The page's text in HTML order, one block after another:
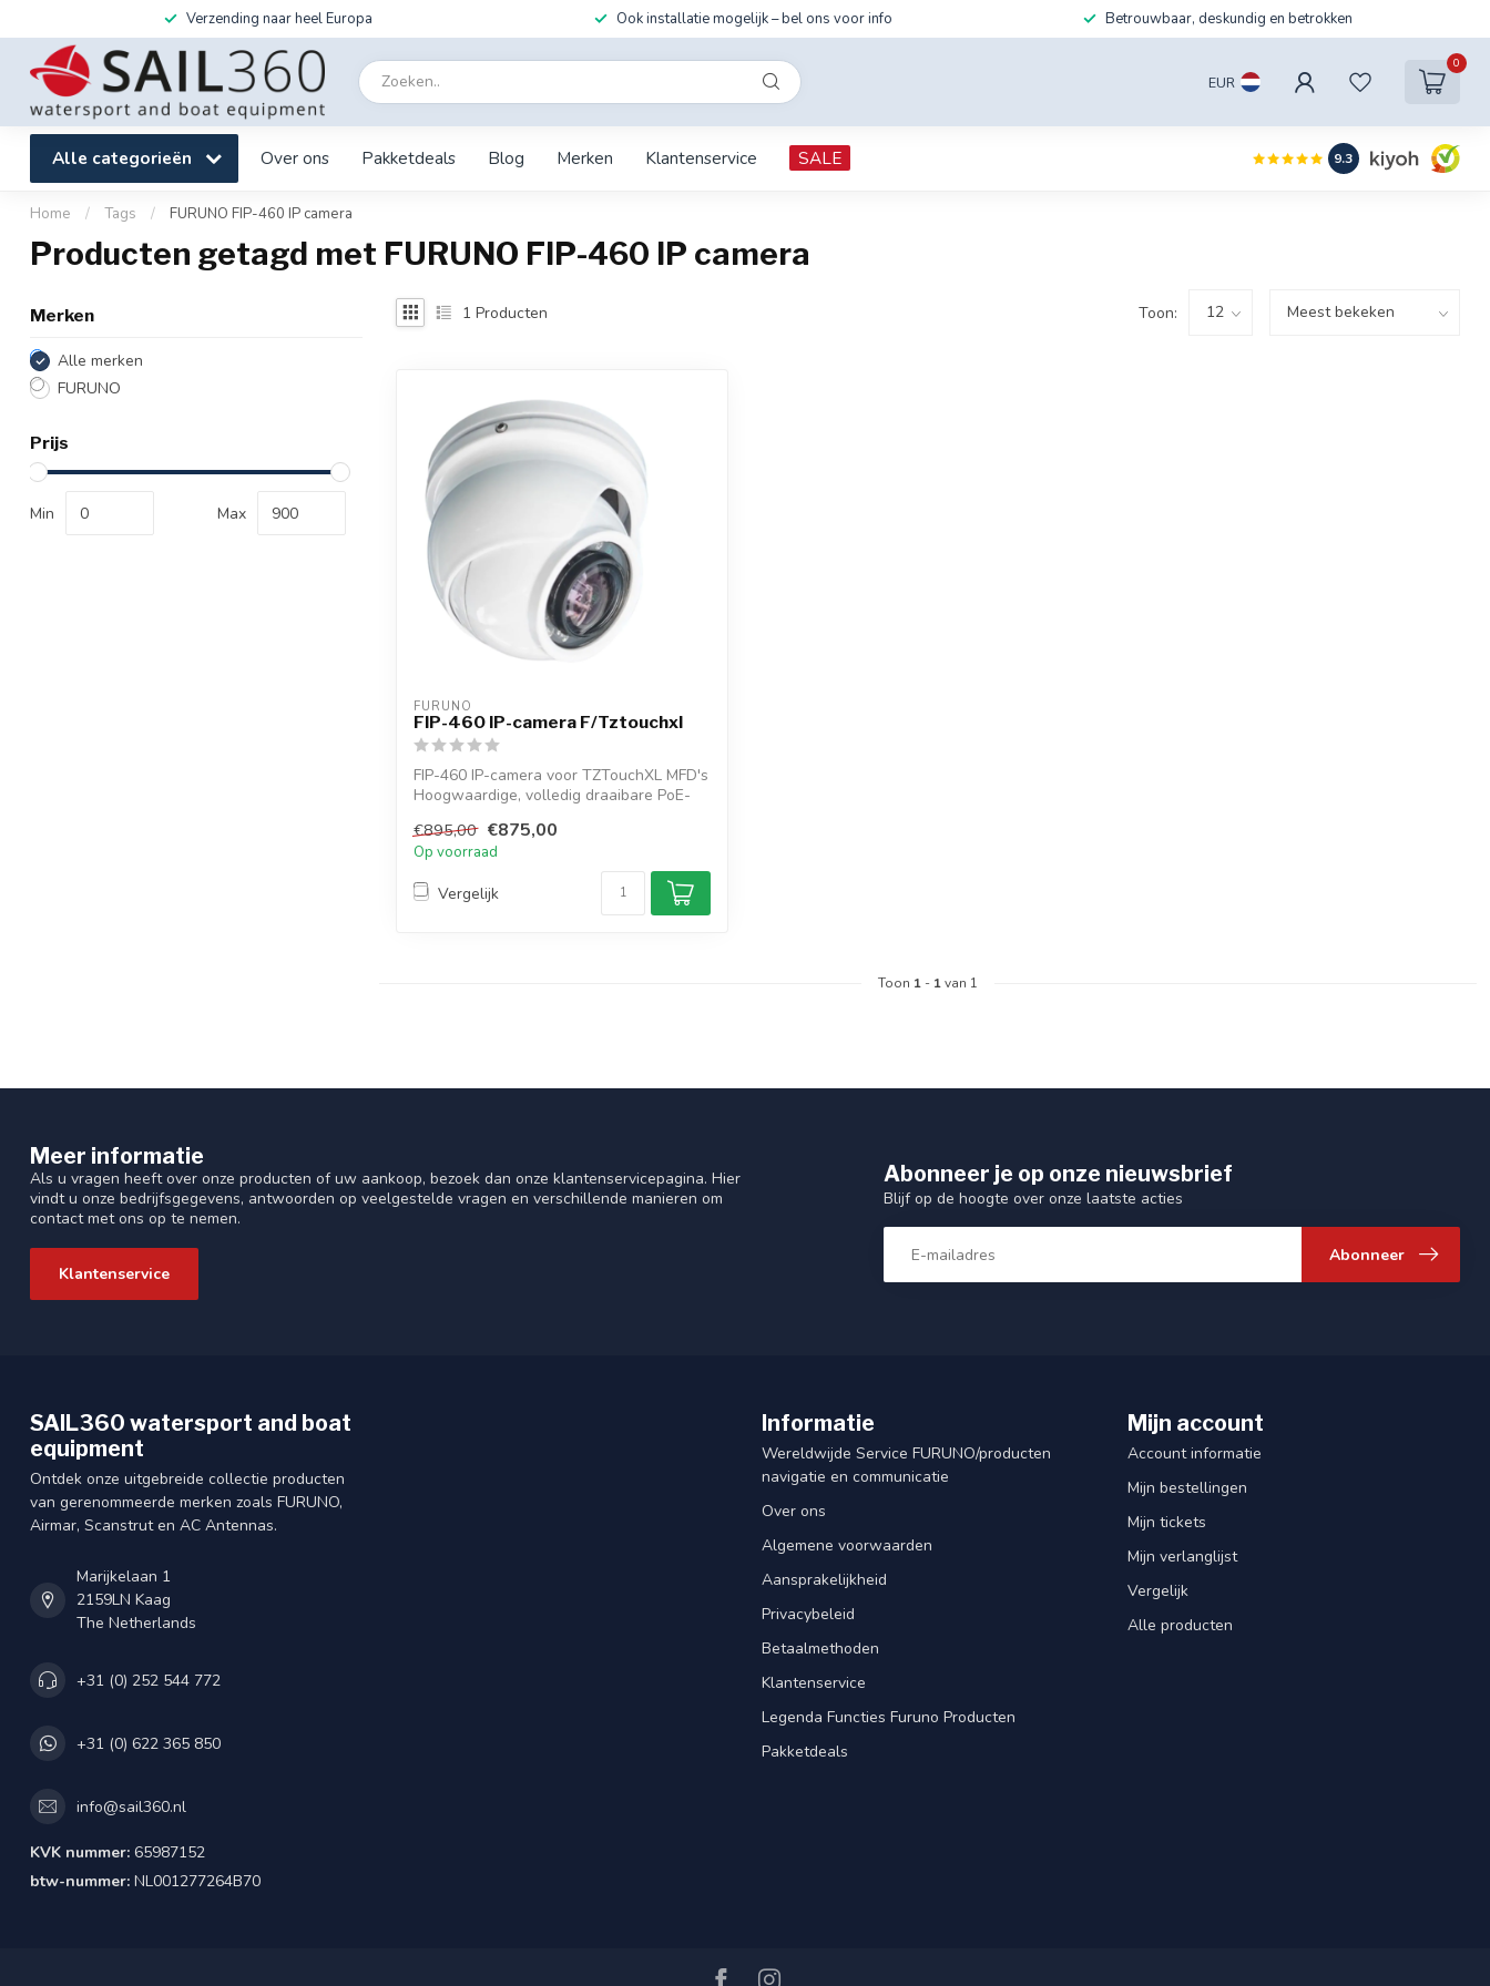
Verzending naar heel Europa Ook installatie mogelijk – bel ons voor info Betrouwbaar, deskundig en betrokken
EUR
0
Alle categorieën Over ons Pakketdeals Blog Merken Klantenservice SALE 9.3
Home / Tags / FURUNO FIP-460 IP camera
Producten getagd met FURUNO FIP-460 IP camera
Merken
Alle merken
FURUNO
Prijs
Min Max
1 Producten Toon:
FURUNO
FIP-460 IP-camera F/Tztouchxl
FIP-460 IP-camera voor TZTouchXL MFD's
Hoogwaardige, volledig draaibare PoE-
€895,00 €875,00
Op voorraad
Vergelijk
Toon 1 - 1van 1
Meer informatie
Als u vragen heeft over onze producten of uw aankoop, bezoek dan onze klantenservicepagina. Hier
vindt u onze bedrijfsgegevens, antwoorden op veelgestelde vragen en verschillende manieren om
contact met ons op te nemen.
Klantenservice
Abonneer je op onze nieuwsbrief
Blijf op de hoogte over onze laatste acties
Abonneer
SAIL360 watersport and boat
equipment
Ontdek onze uitgebreide collectie producten
van gerenommeerde merken zoals FURUNO,
Airmar, Scanstrut en AC Antennas.
Marijkelaan 1
2159LN Kaag
The Netherlands
+31 (0) 252 544 772
+31 (0) 622 365 850
info@sail360.nl
KVK nummer: 65987152
btw-nummer: NL001277264B70
Informatie
Wereldwijde Service FURUNO/producten
navigatie en communicatie
Over ons
Algemene voorwaarden
Aansprakelijkheid
Privacybeleid
Betaalmethoden
Klantenservice
Legenda Functies Furuno Producten
Pakketdeals
Mijn account
Account informatie
Mijn bestellingen
Mijn tickets
Mijn verlanglijst
Vergelijk
Alle producten